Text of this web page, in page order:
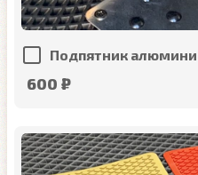
Подпятник
600 ₽